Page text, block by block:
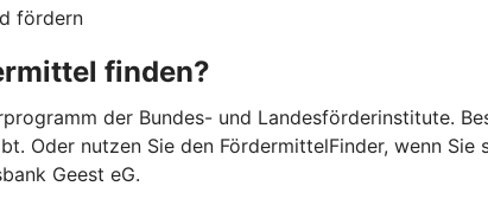
fördern
finden?
der Bundes- und Landesförderinstitute.
Oder nutzen Sie den FördermittelFinder, wenn
Geest eG.